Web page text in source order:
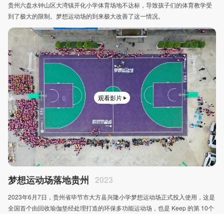
贵州六盘水钟山区大湾镇开化小学体育场地不达标，导致孩子们的体育教学受
到了极大的限制。梦想运动场的到来极大改善了这一情况。
观看影片
梦想运动场落地贵州 2023
2023年6月7日，贵州省毕节市大方县兴隆小学梦想运动场正式投入使用，这是
全国首个由回收瑜伽垫经处理打造的环保多功能运动场，也是 Keep 的第 10个